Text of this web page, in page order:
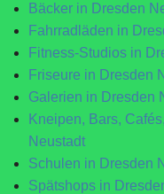
Bäcker in Dresden
Fahrradläden in
Fitness-Studios in
Friseure in Dresden
Galerien in Dresden
Kneipen, Bars,
Neustadt
Schulen in Dresden
Spätshops in